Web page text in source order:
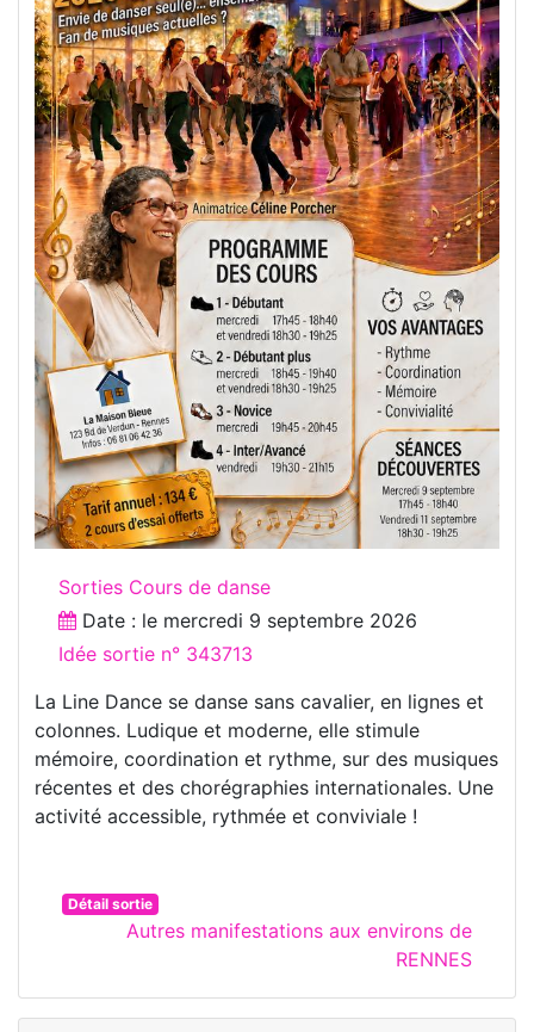
Sorties Cours de danse
Date : le mercredi 9 septembre 2026
Idée sortie n° 343713
La Line Dance se danse sans cavalier, en lignes et
colonnes. Ludique et moderne, elle stimule
mémoire, coordination et rythme, sur des musiques
récentes et des chorégraphies internationales. Une
activité accessible, rythmée et conviviale !
Détail sortie
Autres manifestations aux environs de
RENNES